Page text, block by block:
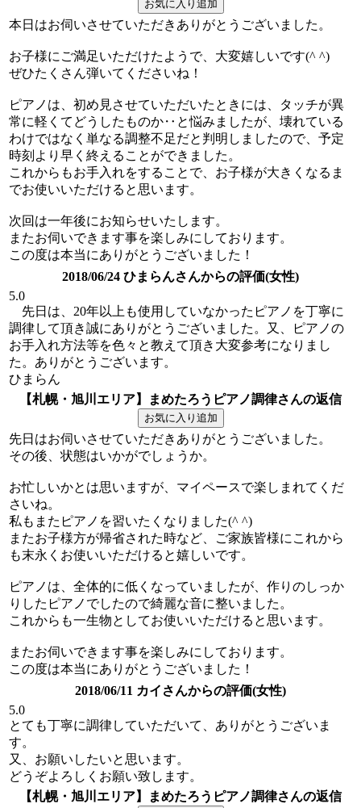
本日はお伺いさせていただきありがとうございました。
お子様にご満足いただけたようで、大変嬉しいです(^ ^)
ぜひたくさん弾いてくださいね！
ピアノは、初め見させていただいたときには、タッチが異
常に軽くてどうしたものか‥と悩みましたが、壊れている
わけではなく単なる調整不足だと判明しましたので、予定
時刻より早く終えることができました。
これからもお手入れをすることで、お子様が大きくなるま
でお使いいただけると思います。
次回は一年後にお知らせいたします。
またお伺いできます事を楽しみにしております。
この度は本当にありがとうございました！
2018/06/24 ひまらんさんからの評価(女性)
5.0
先日は、20年以上も使用していなかったピアノを丁寧に
調律して頂き誠にありがとうございました。又、ピアノの
お手入れ方法等を色々と教えて頂き大変参考になりまし
た。ありがとうございます。
ひまらん
【札幌・旭川エリア】まめたろうピアノ調律さんの返信
先日はお伺いさせていただきありがとうございました。
その後、状態はいかがでしょうか。
お忙しいかとは思いますが、マイペースで楽しまれてくだ
さいね。
私もまたピアノを習いたくなりました(^ ^)
またお子様方が帰省された時など、ご家族皆様にこれから
も末永くお使いいただけると嬉しいです。
ピアノは、全体的に低くなっていましたが、作りのしっか
りしたピアノでしたので綺麗な音に整いました。
これからも一生物としてお使いいただけると思います。
またお伺いできます事を楽しみにしております。
この度は本当にありがとうございました！
2018/06/11 カイさんからの評価(女性)
5.0
とても丁寧に調律していただいて、ありがとうございま
す。
又、お願いしたいと思います。
どうぞよろしくお願い致します。
【札幌・旭川エリア】まめたろうピアノ調律さんの返信